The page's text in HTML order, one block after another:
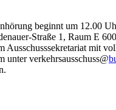
beginnt um 12.00
Straße 1, Raum E
Ausschusssekretariat mit
unter verkehrsausschuss@